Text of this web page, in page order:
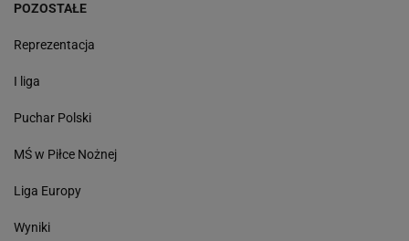
POZOSTAŁE
Reprezentacja
I liga
Puchar Polski
MŚ w Piłce Nożnej
Liga Europy
Wyniki